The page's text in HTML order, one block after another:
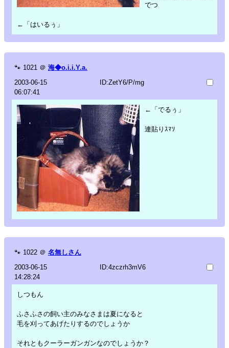
でつ
←「はいるぅ」
🐾 1021 ＠ 海◆o.i.i.Y.a.
2003-06-15
06:07:41
ID:ZetY6/P/mg
←「でるぅ」
連貼りｽﾏｿ
🐾 1022 ＠ 名無しさん
2003-06-15
14:28:24
ID:4zczrh3mV6
しつもん
ふさふさの飼い主のみなさまは夏になると
毛を刈ってあげたりするのでしょうか
それともクーラーガンガンなのでしょうか？